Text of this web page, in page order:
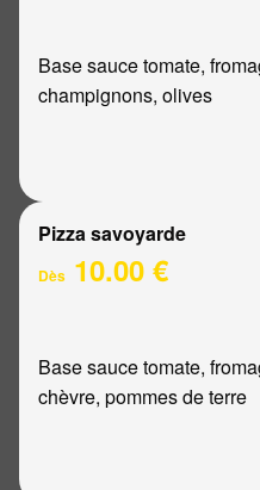
Base sauce tomate,
champignons, olives
Pizza savoyarde
Dès 10.00 €
Base sauce tomate,
chèvre, pommes de terre